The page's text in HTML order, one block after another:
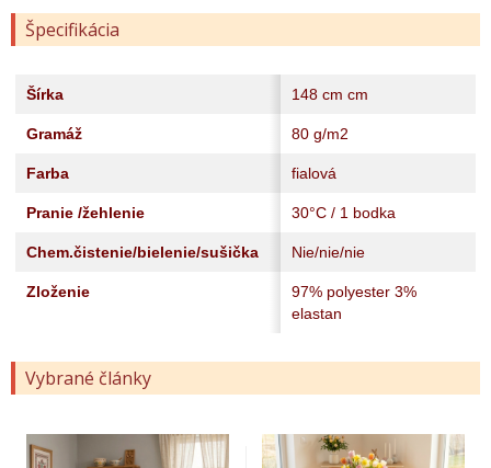
Špecifikácia
Šírka 148 cm cm
Gramáž 80 g/m2
Farba fialová
Pranie /žehlenie 30°C / 1 bodka
Chem.čistenie/bielenie/sušička Nie/nie/nie
Zloženie
97% polyester 3%
elastan
Vybrané články